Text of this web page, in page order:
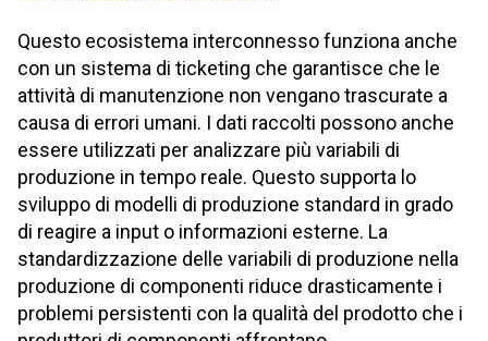
Questo ecosistema interconnesso funziona anche
con un sistema di ticketing che garantisce che le
attività di manutenzione non vengano trascurate a
causa di errori umani. I dati raccolti possono anche
essere utilizzati per analizzare più variabili di
produzione in tempo reale. Questo supporta lo
sviluppo di modelli di produzione standard in grado
di reagire a input o informazioni esterne. La
standardizzazione delle variabili di produzione nella
produzione di componenti riduce drasticamente i
problemi persistenti con la qualità del prodotto che i